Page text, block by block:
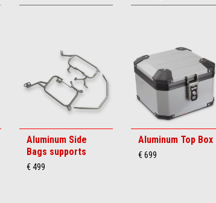
Aluminum Side
Bags supports
€ 499
Aluminum Top Box
€ 699